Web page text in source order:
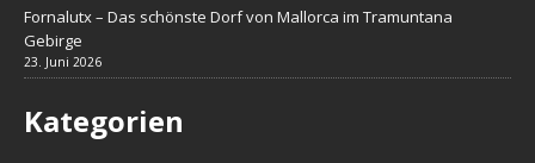
Fornalutx – Das schönste Dorf von Mallorca im Tramuntana
Gebirge
23. Juni 2026
Kategorien